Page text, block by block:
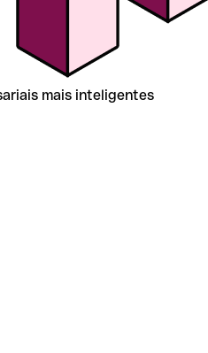
mais inteligentes